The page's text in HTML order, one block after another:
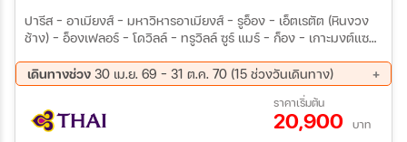
ระหว่าง
ปารีส – อาเมียงส์ – มหาวิหารอาเมียงส์ – รูอ็อง – เอ็ตเรตัต (หินงวง
ช้าง) – อ็องเฟลอร์ – โดวิลล์ – ทรูวิลล์ ซูร์ แมร์ – ก็อง – เกาะมงต์แซง
น้ำลัวร์ – ปราสาทเชอนองโซ – ปราสาทชอมบอร์ด - ล่องเรือแม่น้ำกา
รอนน์ – ไร่องุ่นบอร์กโดซ์ – เมืองเก่าบอร์กโดซ์ – ปารีส – ล่องเรือแม่น้ำ
แซนน์ – จัตุรัสคองคอร์ด – Les Invalides – ชองป์เอลิเซ่ – ประตูชัย –
จัตุรัสทรอคาเดโร – หอไอเฟล – พระราชวังแวร์ซายส์ – ห้างแกลลารี
เดินทางช่วง 30 เม.ย. 69 - 31 ต.ค. 70 (15 ช่วงวันเดินทาง)
01 ต.ค. 69 - 12 ต.ค. 69
16 ต.ค. 69 - 27 ต.ค. 69
11 พ.ย. 69 - 22 พ.ย. 69
24 ธ.ค. 69 - 04 ม.ค. 70
10 ก.พ. 70 - 21 ก.พ. 70
ราคาเริ่มต้น
20,900 บาท